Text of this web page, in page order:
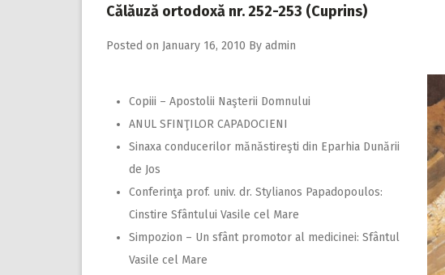
Călăuză ortodoxă nr. 252-253 (Cuprins)
Posted on January 16, 2010 By admin
Copiii – Apostolii Naşterii Domnului
ANUL SFINŢILOR CAPADOCIENI
Sinaxa conducerilor mănăstireşti din Eparhia Dunării
de Jos
Conferinţa prof. univ. dr. Stylianos Papadopoulos:
Cinstire Sfântului Vasile cel Mare
Simpozion – Un sfânt promotor al medicinei: Sfântul
Vasile cel Mare